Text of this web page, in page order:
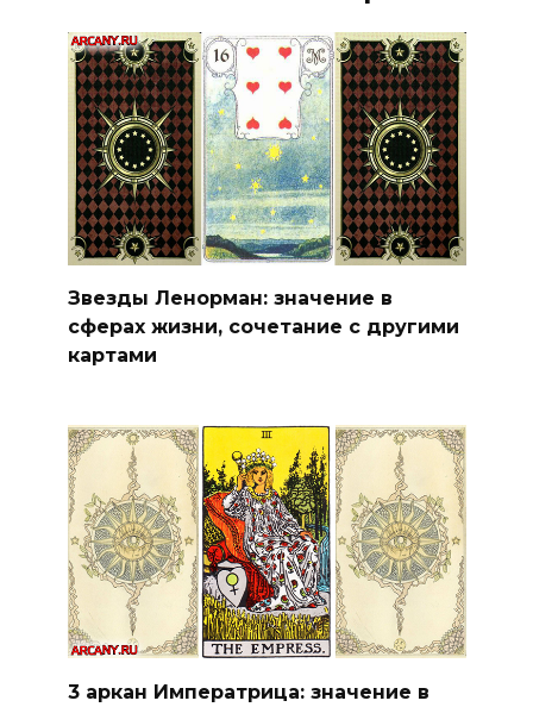
Звезды Ленорман: значение в
сферах жизни, сочетание с другими
картами
3 аркан Императрица: значение в